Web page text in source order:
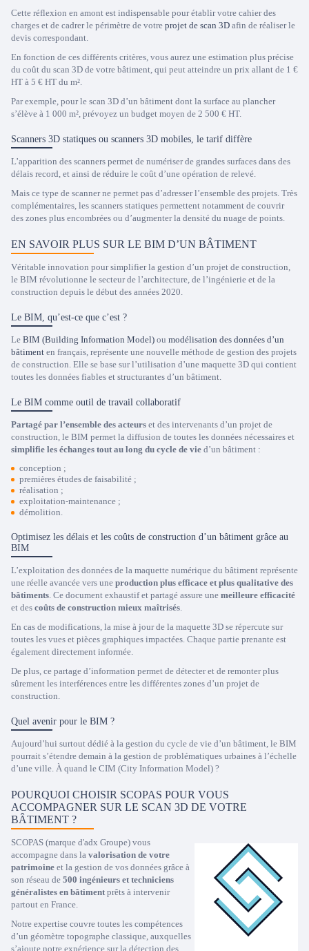
Cette réflexion en amont est indispensable pour établir votre cahier des
charges et de cadrer le périmètre de votre projet de scan 3D afin de réaliser le
devis correspondant.
En fonction de ces différents critères, vous aurez une estimation plus précise
du coût du scan 3D de votre bâtiment, qui peut atteindre un prix allant de 1 €
HT à 5 € HT du m².
Par exemple, pour le scan 3D d’un bâtiment dont la surface au plancher
s’élève à 1 000 m², prévoyez un budget moyen de 2 500 € HT.
Scanners 3D statiques ou scanners 3D mobiles, le tarif diffère
L’apparition des scanners permet de numériser de grandes surfaces dans des
délais record, et ainsi de réduire le coût d’une opération de relevé.
Mais ce type de scanner ne permet pas d’adresser l’ensemble des projets. Très
complémentaires, les scanners statiques permettent notamment de couvrir
des zones plus encombrées ou d’augmenter la densité du nuage de points.
EN SAVOIR PLUS SUR LE BIM D’UN BÂTIMENT
Véritable innovation pour simplifier la gestion d’un projet de construction,
le BIM révolutionne le secteur de l’architecture, de l’ingénierie et de la
construction depuis le début des années 2020.
Le BIM, qu’est-ce que c’est ?
Le BIM (Building Information Model) ou modélisation des données d’un
bâtiment en français, représente une nouvelle méthode de gestion des projets
de construction. Elle se base sur l’utilisation d’une maquette 3D qui contient
toutes les données fiables et structurantes d’un bâtiment.
Le BIM comme outil de travail collaboratif
Partagé par l’ensemble des acteurs et des intervenants d’un projet de
construction, le BIM permet la diffusion de toutes les données nécessaires et
simplifie les échanges tout au long du cycle de vie d’un bâtiment :
conception ;
premières études de faisabilité ;
réalisation ;
exploitation-maintenance ;
démolition.
Optimisez les délais et les coûts de construction d’un bâtiment grâce au
BIM
L’exploitation des données de la maquette numérique du bâtiment représente
une réelle avancée vers une production plus efficace et plus qualitative des
bâtiments. Ce document exhaustif et partagé assure une meilleure efficacité
et des coûts de construction mieux maîtrisés.
En cas de modifications, la mise à jour de la maquette 3D se répercute sur
toutes les vues et pièces graphiques impactées. Chaque partie prenante est
également directement informée.
De plus, ce partage d’information permet de détecter et de remonter plus
sûrement les interférences entre les différentes zones d’un projet de
construction.
Quel avenir pour le BIM ?
Aujourd’hui surtout dédié à la gestion du cycle de vie d’un bâtiment, le BIM
pourrait s’étendre demain à la gestion de problématiques urbaines à l’échelle
d’une ville. À quand le CIM (City Information Model) ?
POURQUOI CHOISIR SCOPAS POUR VOUS
ACCOMPAGNER SUR LE SCAN 3D DE VOTRE
BÂTIMENT ?
SCOPAS (marque d'adx Groupe) vous
accompagne dans la valorisation de votre
patrimoine et la gestion de vos données grâce à
son réseau de 500 ingénieurs et techniciens
généralistes en bâtiment prêts à intervenir
partout en France.
Notre expertise couvre toutes les compétences
d’un géomètre topographe classique, auxquelles
s’ajoute notre expérience sur la détection des